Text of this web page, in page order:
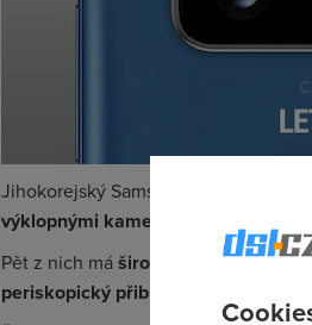
Jihokorejský Samsung si loni v
výklopnými kamerkami
Pět z nich máširokoúhlou čočkus
periskopický přibližovací fotoaparát